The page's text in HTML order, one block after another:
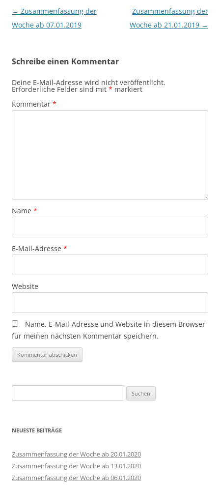
Beitragsnavigation
← Zusammenfassung der
Woche ab 07.01.2019
Zusammenfassung der
Woche ab 21.01.2019 →
Schreibe einen Kommentar
Deine E-Mail-Adresse wird nicht veröffentlicht.
Erforderliche Felder sind mit * markiert
Kommentar *
Name *
E-Mail-Adresse *
Website
Name, E-Mail-Adresse und Website in diesem Browser
für meinen nächsten Kommentar speichern.
nach:
NEUESTE BEITRÄGE
Zusammenfassung der Woche ab 20.01.2020
Zusammenfassung der Woche ab 13.01.2020
Zusammenfassung der Woche ab 06.01.2020